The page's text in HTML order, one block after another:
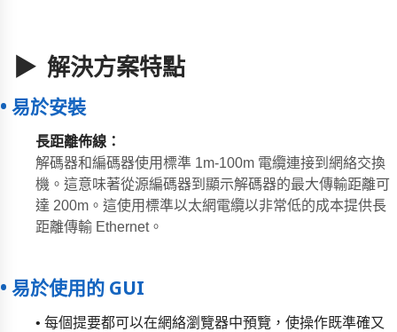
▶ 解決方案特點
• 易於安裝
長距離佈線 ：
解碼器和編碼器使用標準 1m-100m 電纜連接到網絡交換
機。這意味著從源編碼器到顯示解碼器的最大傳輸距離可
達 200m。這使用標準以太網電纜以非常低的成本提供長
距離傳輸 Ethernet。
• 易於使用的 GUI
• 每個提要都可以在網絡瀏覽器中預覽，使操作既準確又